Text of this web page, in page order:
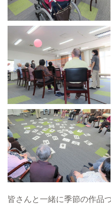
皆さんと一緒に季節の作品